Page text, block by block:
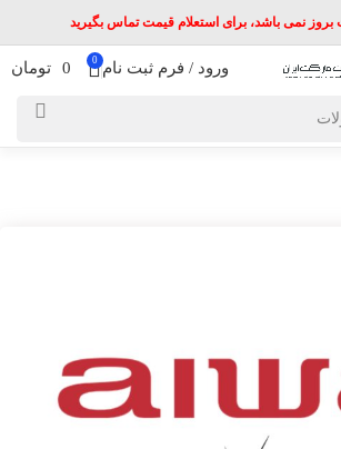
نمی باشد، برای استعلام قیمت تماس بگیرید
ورود / فرم ثبت نام 0
0 تومان